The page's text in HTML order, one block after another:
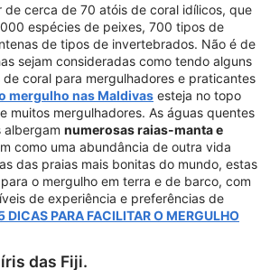
de cerca de 70 atóis de coral idílicos, que
espécies de peixes, 700 tipos de
de tipos de invertebrados. Não é de
sejam consideradas como tendo alguns
coral para mergulhadores e praticantes
mergulho nas Maldivas esteja no topo
muitos mergulhadores. As águas quentes
albergam numerosas raias-manta e
como uma abundância de outra vida
das praias mais bonitas do mundo, estas
o mergulho em terra e de barco, com
de experiência e preferências de
DICAS PARA FACILITAR O MERGULHO
das Fiji.